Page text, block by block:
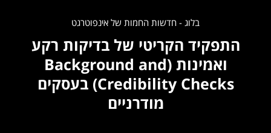
בלוג - חדשות החמות של אינפוטרגט
התפקיד הקריטי של בדיקות רקע
ואמינות (Background and
Credibility Checks) בעסקים
מודרניים